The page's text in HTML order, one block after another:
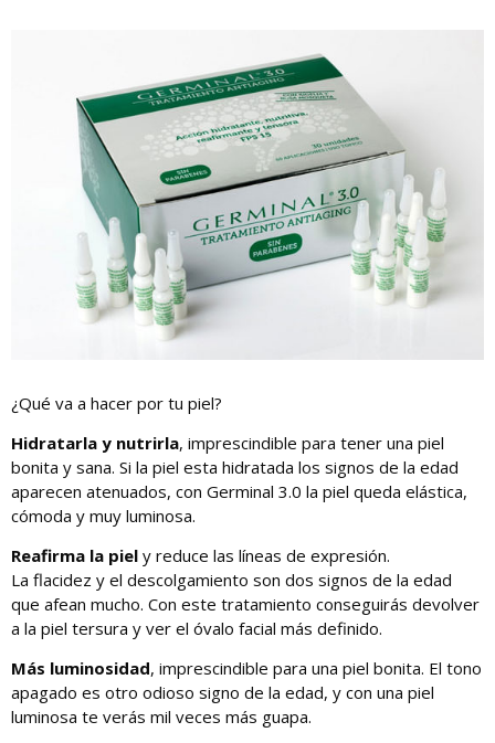
¿Qué va a hacer por tu piel?
Hidratarla y nutrirla, imprescindible para tener una piel
bonita y sana. Si la piel esta hidratada los signos de la edad
aparecen atenuados, con Germinal 3.0 la piel queda elástica,
cómoda y muy luminosa.
Reafirma la piel y reduce las líneas de expresión.
La flacidez y el descolgamiento son dos signos de la edad
que afean mucho. Con este tratamiento conseguirás devolver
a la piel tersura y ver el óvalo facial más definido.
Más luminosidad, imprescindible para una piel bonita. El tono
apagado es otro odioso signo de la edad, y con una piel
luminosa te verás mil veces más guapa.